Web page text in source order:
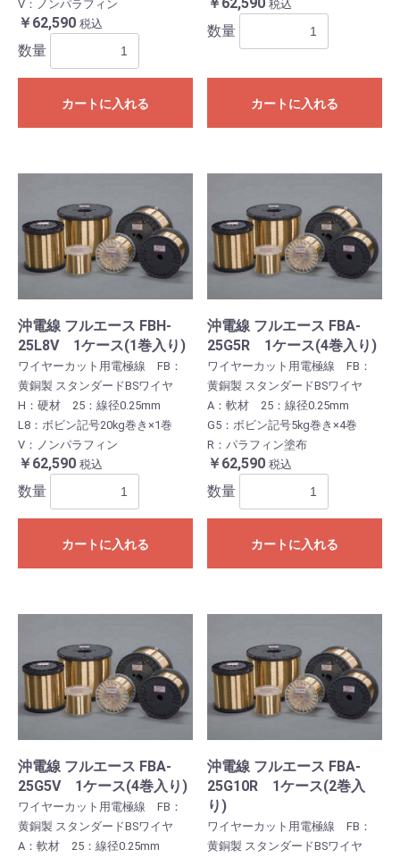
V：ノンパラフィン
￥62,590 税込
数量
カートに入れる
￥62,590 税込
数量
カートに入れる
沖電線 フルエース FBH-
25L8V 1ケース(1巻入り)
ワイヤーカット用電極線 FB：
黄銅製 スタンダードBSワイヤ
H：硬材 25：線径0.25mm
L8：ボビン記号20kg巻き×1巻
V：ノンパラフィン
￥62,590 税込
数量
カートに入れる
沖電線 フルエース FBA-
25G5R 1ケース(4巻入り)
ワイヤーカット用電極線 FB：
黄銅製 スタンダードBSワイヤ
A：軟材 25：線径0.25mm
G5：ボビン記号5kg巻き×4巻
R：パラフィン塗布
￥62,590 税込
数量
カートに入れる
沖電線 フルエース FBA-
25G5V 1ケース(4巻入り)
ワイヤーカット用電極線 FB：
黄銅製 スタンダードBSワイヤ
A：軟材 25：線径0.25mm
沖電線 フルエース FBA-
25G10R 1ケース(2巻入
り)
ワイヤーカット用電極線 FB：
黄銅製 スタンダードBSワイヤ
お買い物を続ける カートへ進む